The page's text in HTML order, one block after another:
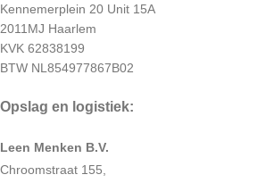
Kennemerplein 20 Unit 15A
2011MJ Haarlem
KVK 62838199
BTW NL854977867B02
Opslag en logistiek:
Leen Menken B.V.
Chroomstraat 155,